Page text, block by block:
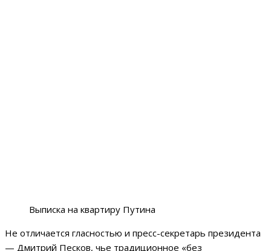
Выписка на квартиру Путина
Не отличается гласностью и пресс-секретарь президента
— Дмитрий Песков, чье традиционное «без